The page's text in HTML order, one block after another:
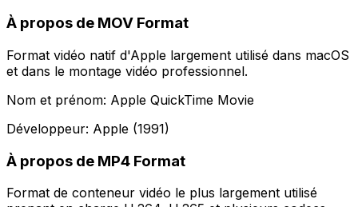
À propos de MOV Format
Format vidéo natif d'Apple largement utilisé dans macOS
et dans le montage vidéo professionnel.
Nom et prénom: Apple QuickTime Movie
Développeur: Apple (1991)
À propos de MP4 Format
Format de conteneur vidéo le plus largement utilisé